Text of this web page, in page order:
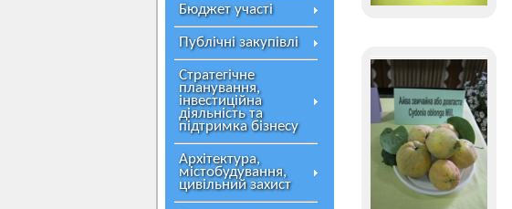
Бюджет участі
Публічні закупівлі
Стратегічне
планування,
інвестиційна
діяльність та
підтримка бізнесу
Архітектура,
містобудування,
цивільний захист